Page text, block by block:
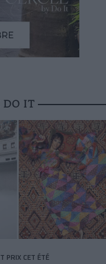
DO IT
PRIX CET ÉTÉ